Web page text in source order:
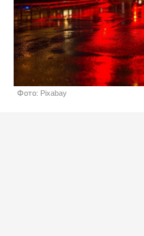
Фото: Pixabay